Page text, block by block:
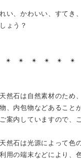
い、かわいい、すてき
ょう？
✴︎ ✴︎ ✴︎ ✴︎ ✴︎ ✴︎
然石は自然素材のため
、内包物などあること
案内していますので、
然石は光源によって色
用の端末などにより、